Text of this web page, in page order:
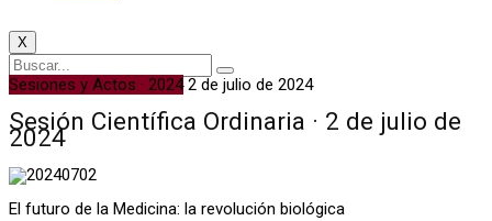
X
Sesiones y Actos · 2024 2 de julio de 2024
Sesión Científica Ordinaria · 2 de julio de
2024
El futuro de la Medicina: la revolución biológica